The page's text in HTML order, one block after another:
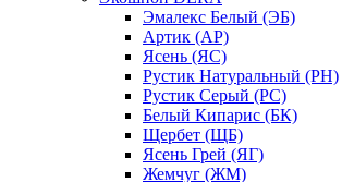
Эмалекс Белый (ЭБ)
Артик (АР)
Ясень (ЯС)
Рустик Натуральный (РН)
Рустик Серый (РС)
Белый Кипарис (БК)
Щербет (ЩБ)
Ясень Грей (ЯГ)
Жемчуг (ЖМ)